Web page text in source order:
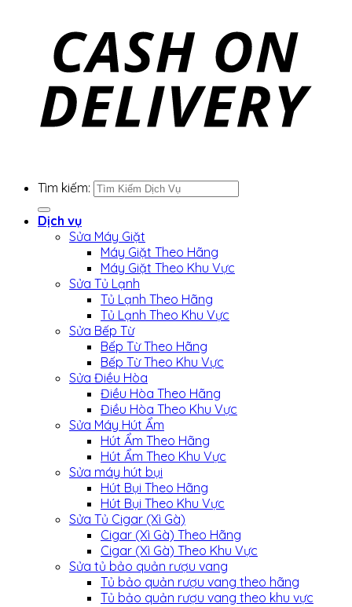
Tìm kiếm:
Dịch vụ
Sửa Máy Giặt
Máy Giặt Theo Hãng
Máy Giặt Theo Khu Vực
Sửa Tủ Lạnh
Tủ Lạnh Theo Hãng
Tủ Lạnh Theo Khu Vực
Sửa Bếp Từ
Bếp Từ Theo Hãng
Bếp Từ Theo Khu Vực
Sửa Điều Hòa
Điều Hòa Theo Hãng
Điều Hòa Theo Khu Vực
Sửa Máy Hút Ẩm
Hút Ẩm Theo Hãng
Hút Ẩm Theo Khu Vực
Sửa máy hút bụi
Hút Bụi Theo Hãng
Hút Bụi Theo Khu Vực
Sửa Tủ Cigar (Xì Gà)
Cigar (Xì Gà) Theo Hãng
Cigar (Xì Gà) Theo Khu Vực
Sửa tủ bảo quản rượu vang
Tủ bảo quản rượu vang theo hãng
Tủ bảo quản rượu vang theo khu vực